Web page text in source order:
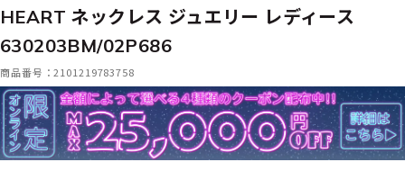
HEART ネックレス ジュエリー レディース
630203BM/02P686
商品番号：2101219783758